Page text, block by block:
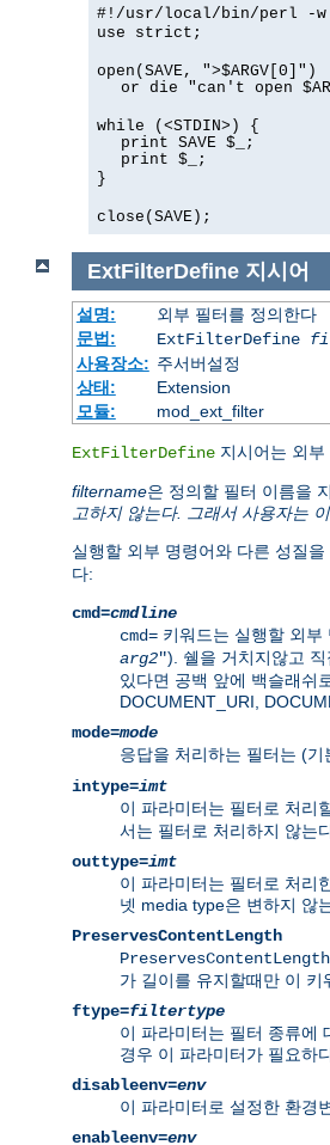
#!/usr/local/bin/perl -w
use strict;
open(SAVE, ">$ARGV[0]")
or die "can't open
while (<STDIN>) {
print SAVE $_;
print $_;
}
close(SAVE);
ExtFilterDefine 지시어
설명:
외부 필터를 정의한다
문법:
ExtFilterDefine
사용장소: 주서버설정
상태:
Extension
모듈:
mod_ext_filter
ExtFilterDefine 지시어는 외
filtername은 정의할 필터 이름을
고하지 않는다. 그래서 사용자는
실행할 외부 명령어와 다른 성질
다:
cmd=cmdline
cmd= 키워드는 실행할 외
arg2"). 쉘을 거치지않고
있다면 공백 앞에 백슬래쉬
DOCUMENT_URI,
mode=mode
응답을 처리하는 필터는 (기
intype=imt
이 파라미터는 필터로 처리
서는 필터로 처리하지 않는
outtype=imt
이 파라미터는 필터로 처리
넷 media type은 변하지 않
PreservesContentLength
PreservesContentLength
가 길이를 유지할때만 이 키
ftype=filtertype
이 파라미터는 필터 종류에
경우 이 파라미터가 필요하
disableenv=env
이 파라미터로 설정한 환경
enableenv=env